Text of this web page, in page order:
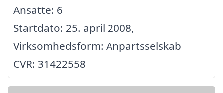
Ansatte: 6
Startdato: 25. april 2008,
Virksomhedsform: Anpartsselskab
CVR: 31422558